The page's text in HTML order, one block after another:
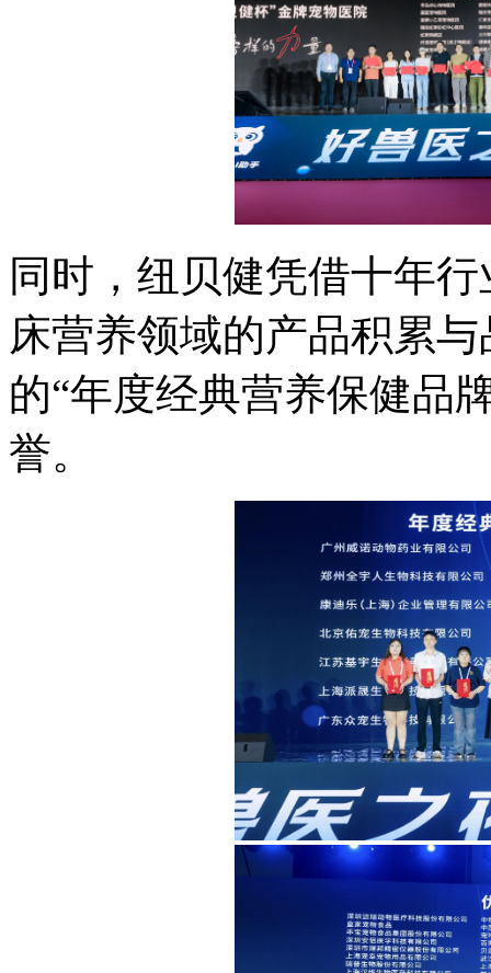
同时，纽贝健凭借十年
床营养领域的产品积累
的“年度经典营养保健品
誉。